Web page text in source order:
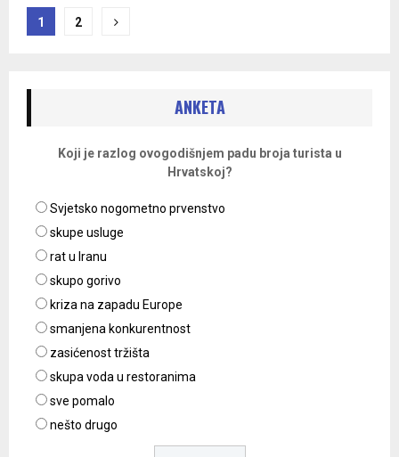
Navigacija
1 2
ANKETA
Koji je razlog ovogodišnjem padu broja turista u
Hrvatskoj?
Svjetsko nogometno prvenstvo
skupe usluge
rat u Iranu
skupo gorivo
kriza na zapadu Europe
smanjena konkurentnost
zasićenost tržišta
skupa voda u restoranima
sve pomalo
nešto drugo